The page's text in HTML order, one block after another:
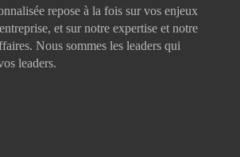
repose à la fois sur vos enjeux
et sur notre expertise et notre
Nous sommes les leaders qui
leaders.